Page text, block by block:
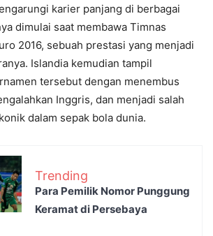
karier panjang di berbagai
dimulai saat membawa Timnas
2016, sebuah prestasi yang menjadi
Islandia kemudian tampil
tersebut dengan menembus
Inggris, dan menjadi salah
dalam sepak bola dunia.
Trending
Para Pemilik Nomor Punggung
Keramat di Persebaya